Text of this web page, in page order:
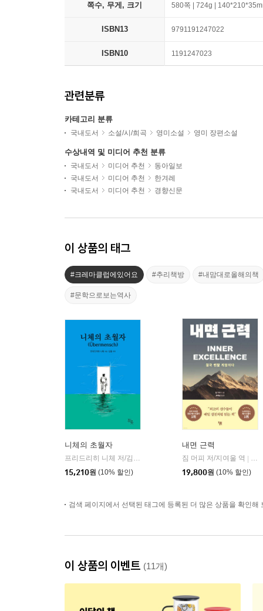
쪽수, 무게, 크기 580쪽 | 724g |
ISBN13 9791191247022
ISBN10 1191247023
관련분류
카테고리 분류
국내도서 소설/시/희곡 영미소설 영미 장편소설
수상내역 및 미디어 추천 분류
국내도서 미디어 추천
동아일보
국내도서
미디어 추천
한겨레
국내도서
미디어 추천 경향신문
이 상품의 태그
#크레마클럽에있어요 #추리책방 #내맘대로올해의책
#문학으로보는역사
니체의 초월자
프리드리히 니체 저/김철 편역
15,210원 (10% 할인)
내면 근력
짐 머피 저/지여울 역
윌
19,800원 (10% 할인)
검색 페이지에서 선택된 태그에 등록된 더 많은 상품을 확인해
이 상품의 이벤트 (11개)